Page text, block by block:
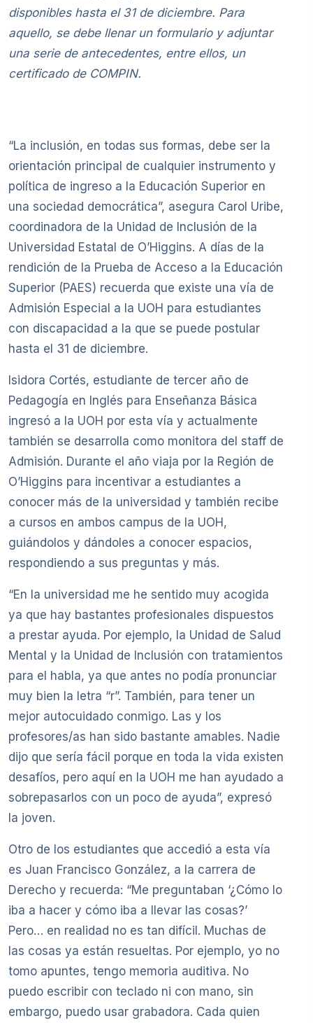
disponibles hasta el 31 de diciembre. Para
aquello, se debe llenar un formulario y adjuntar
una serie de antecedentes, entre ellos, un
certificado de COMPIN.
“La inclusión, en todas sus formas, debe ser la
orientación principal de cualquier instrumento y
política de ingreso a la Educación Superior en
una sociedad democrática”, asegura Carol Uribe,
coordinadora de la Unidad de Inclusión de la
Universidad Estatal de O’Higgins. A días de la
rendición de la Prueba de Acceso a la Educación
Superior (PAES) recuerda que existe una vía de
Admisión Especial a la UOH para estudiantes
con discapacidad a la que se puede postular
hasta el 31 de diciembre.
Isidora Cortés, estudiante de tercer año de
Pedagogía en Inglés para Enseñanza Básica
ingresó a la UOH por esta vía y actualmente
también se desarrolla como monitora del staff de
Admisión. Durante el año viaja por la Región de
O’Higgins para incentivar a estudiantes a
conocer más de la universidad y también recibe
a cursos en ambos campus de la UOH,
guiándolos y dándoles a conocer espacios,
respondiendo a sus preguntas y más.
“En la universidad me he sentido muy acogida
ya que hay bastantes profesionales dispuestos
a prestar ayuda. Por ejemplo, la Unidad de Salud
Mental y la Unidad de Inclusión con tratamientos
para el habla, ya que antes no podía pronunciar
muy bien la letra “r”. También, para tener un
mejor autocuidado conmigo. Las y los
profesores/as han sido bastante amables. Nadie
dijo que sería fácil porque en toda la vida existen
desafíos, pero aquí en la UOH me han ayudado a
sobrepasarlos con un poco de ayuda”, expresó
la joven.
Otro de los estudiantes que accedió a esta vía
es Juan Francisco González, a la carrera de
Derecho y recuerda: “Me preguntaban ‘¿Cómo lo
iba a hacer y cómo iba a llevar las cosas?’
Pero… en realidad no es tan difícil. Muchas de
las cosas ya están resueltas. Por ejemplo, yo no
tomo apuntes, tengo memoria auditiva. No
puedo escribir con teclado ni con mano, sin
embargo, puedo usar grabadora. Cada quien